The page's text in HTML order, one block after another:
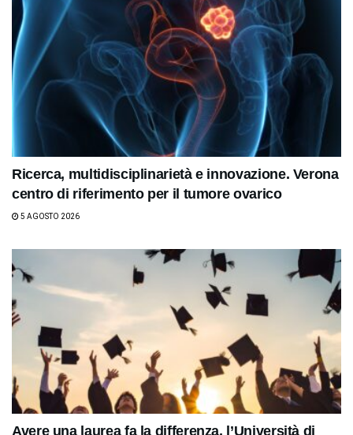
Ricerca, multidisciplinarietà e innovazione. Verona
centro di riferimento per il tumore ovarico
5 AGOSTO 2026
Avere una laurea fa la differenza, l’Università di